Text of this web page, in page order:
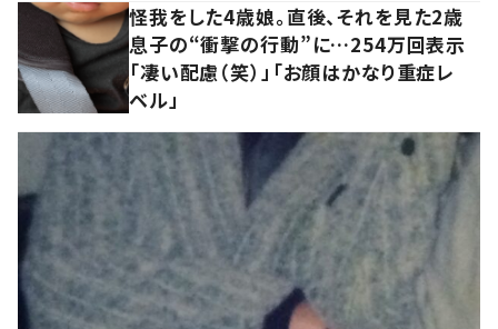
怪我をした4歳娘。直後、それを見た2歳
息子の“衝撃の行動”に…254万回表示
「凄い配慮（笑）」「お顔はかなり重症レ
ベル」